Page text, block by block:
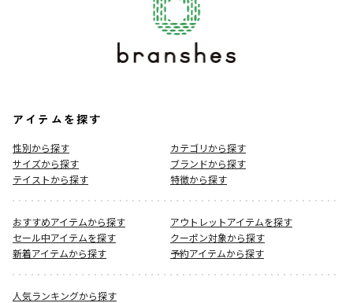
アイテムを探す
性別から探す
カテゴリから探す
サイズから探す
ブランドから探す
テイストから探す
特徴から探す
おすすめアイテムから探す
アウトレットアイテムを探す
セール中アイテムを探す
クーポン対象から探す
新着アイテムから探す
予約アイテムから探す
人気ランキングから探す